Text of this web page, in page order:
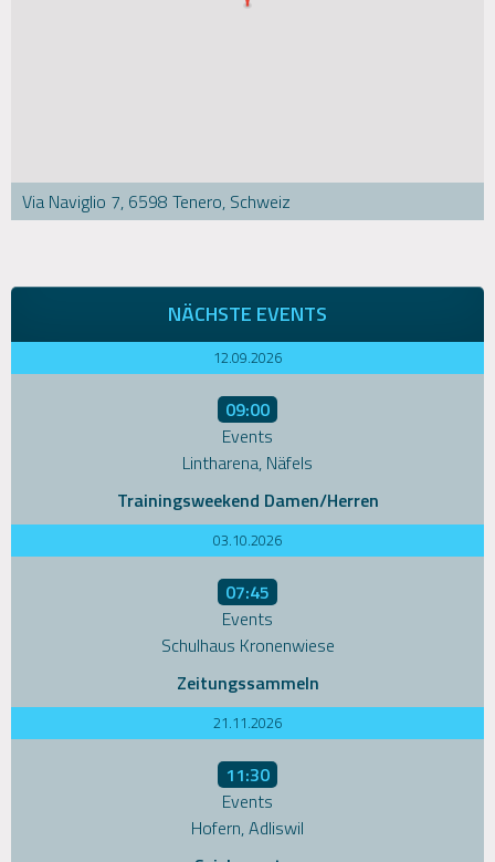
Via Naviglio 7, 6598 Tenero, Schweiz
NÄCHSTE EVENTS
12.09.2026
09:00
Events
Lintharena, Näfels
Trainingsweekend Damen/Herren
03.10.2026
07:45
Events
Schulhaus Kronenwiese
Zeitungssammeln
21.11.2026
11:30
Events
Hofern, Adliswil